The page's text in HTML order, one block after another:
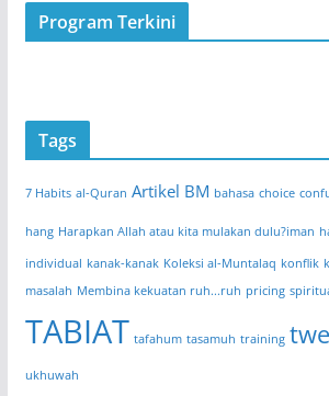
Program Terkini
Tags
7 Habits al-Quran Artikel BM bahasa choice
hang Harapkan Allah atau kita mulakan dulu?iman
individual kanak-kanak Koleksi al-Muntalaq konflik
masalah Membina kekuatan ruh...ruh pricing
TABIAT tafahum tasamuh training
ukhuwah